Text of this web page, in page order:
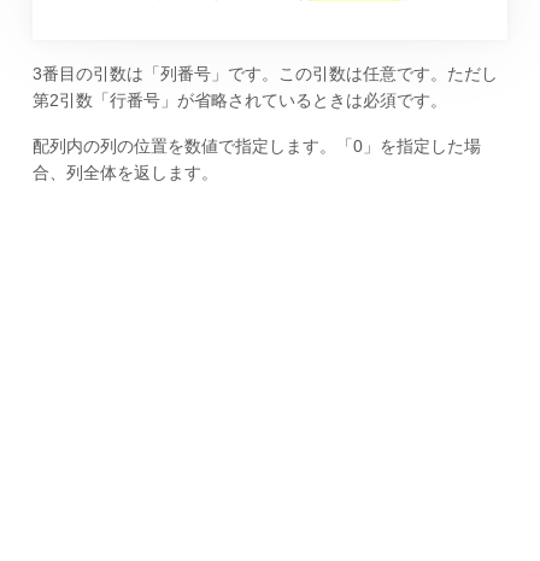
3番目の引数は「列番号」です。この引数は任意です。ただし
第2引数「行番号」が省略されているときは必須です。
配列内の列の位置を数値で指定します。「0」を指定した場
合、列全体を返します。